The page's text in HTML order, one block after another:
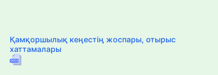
Қамқоршылық кеңестің жоспары, отырыс
хаттамалары